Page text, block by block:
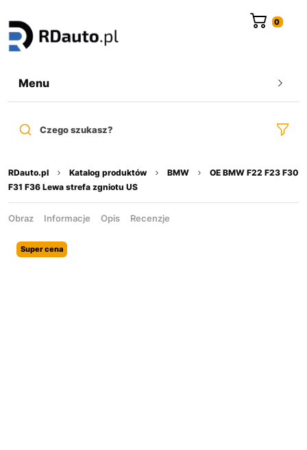
Menu
Czego szukasz?
RDauto.pl Katalog produktów BMW
OE BMW F22 F23 F30
F31 F36 Lewa strefa zgniotu US
Obraz Informacje Opis Recenzje
Super cena